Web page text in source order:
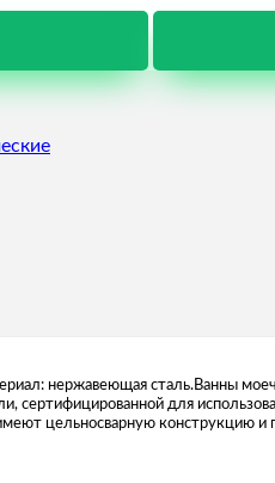
нержавеющая сталь.Ванны
сертифицированной для
цельносварную конструкцию и